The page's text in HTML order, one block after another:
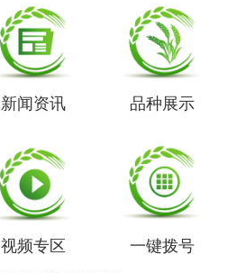
新闻资讯 品种展示
视频专区 一键拨号